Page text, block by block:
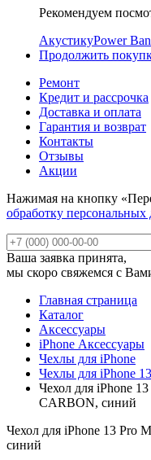
Рекомендуем
АкустикуPower
Продолжить
Ремонт
Кредит и рассрочка
Доставка и оплата
Гарантия и возврат
Контакты
Отзывы
Акции
Нажимая на кнопку
обработку
Ваша заявка принята,
мы скоро свяжемся с
Главная страница
Каталог
Аксессуары
iPhone Аксессуары
Чехлы для iPhone
Чехлы для iPhone 13
Чехол для iPhone
CARBON, синий
Чехол для iPhone 13
синий